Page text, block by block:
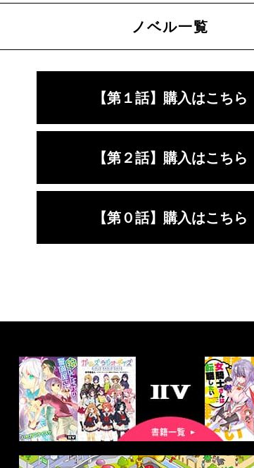
ノベル一覧
【第１話】購入はこちら
【第２話】購入はこちら
【第０話】購入はこちら
書
籍
一
覧
マ